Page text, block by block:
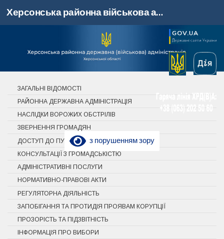
Skip to content Херсонська районна військова адміністрація, Херсонська область
з порушенням зору
ЗАГАЛЬНІ ВІДОМОСТІ
РАЙОННА ДЕРЖАВНА АДМІНІСТРАЦІЯ
НАСЛІДКИ ВОРОЖИХ ОБСТРІЛІВ
ЗВЕРНЕННЯ ГРОМАДЯН
ДОСТУП ДО ПУБЛІЧНОЇ ІНФОРМАЦІЇ
КОНСУЛЬТАЦІЇ З ГРОМАДСЬКІСТЮ
АДМІНІСТРАТИВНІ ПОСЛУГИ
НОРМАТИВНО-ПРАВОВІ АКТИ
РЕГУЛЯТОРНА ДІЯЛЬНІСТЬ
ЗАПОБІГАННЯ ТА ПРОТИДІЯ ПРОЯВАМ КОРУПЦІЇ
ПРОЗОРІСТЬ ТА ПІДЗВІТНІСТЬ
ІНФОРМАЦІЯ ПРО ВИБОРИ